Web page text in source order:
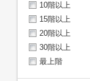
10階以上
15階以上
20階以上
30階以上
最上階